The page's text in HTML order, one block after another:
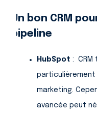
Un bon CRM
pipeline
HubSpot : CRM
marketing.
avancée peut